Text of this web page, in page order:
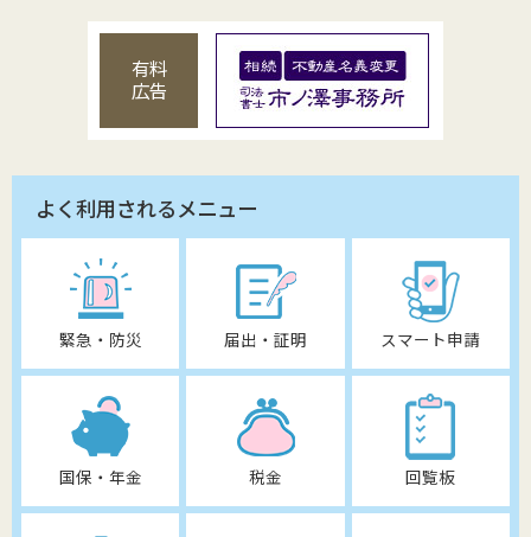
有料
広告
よく利用されるメニュー
緊急・防災 届出・証明 スマート申請
国保・年金 税金 回覧板